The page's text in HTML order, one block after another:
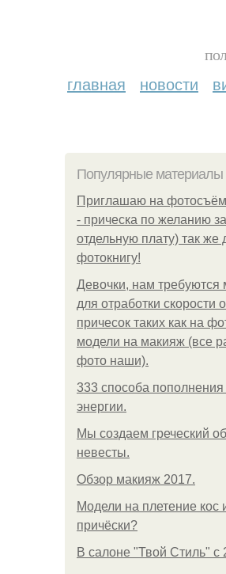
главная новости
Популярные материалы
Приглашаю на
- прическа по желанию за
отдельную плату) так же
фотокнигу!
Девочки, нам требуются
для отработки скорости
причесок таких как на
модели на макияж (все
фото наши).
333 способа пополнения
энергии.
Мы создаем греческий
невесты.
Обзор макияж 2017.
Модели на плетение кос
причёски?
В салоне "Твой Стиль" с